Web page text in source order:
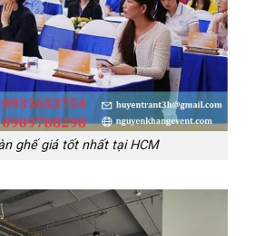
ghế giá tốt nhất tại HCM